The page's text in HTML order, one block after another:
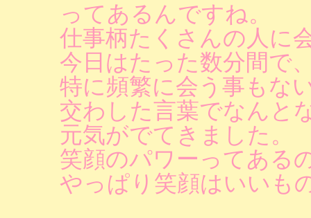
ってあるんですね。
仕事柄たくさんの人に
今日はたった数分間で
特に頻繁に会う事もな
交わした言葉でなんと
元気がでてきました。
笑顔のパワーってある
やっぱり笑顔はいいも